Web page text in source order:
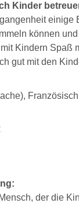
Kinder
einige
können
Kindern Spaß
gut mit den
der die